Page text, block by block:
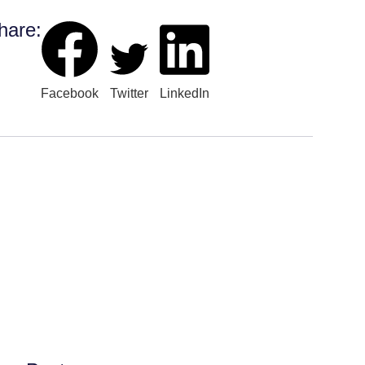
Facebook Twitter LinkedIn